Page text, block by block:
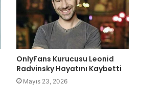
OnlyFans Kurucusu Leonid
Radvinsky Hayatını Kaybetti
Mayıs 23, 2026